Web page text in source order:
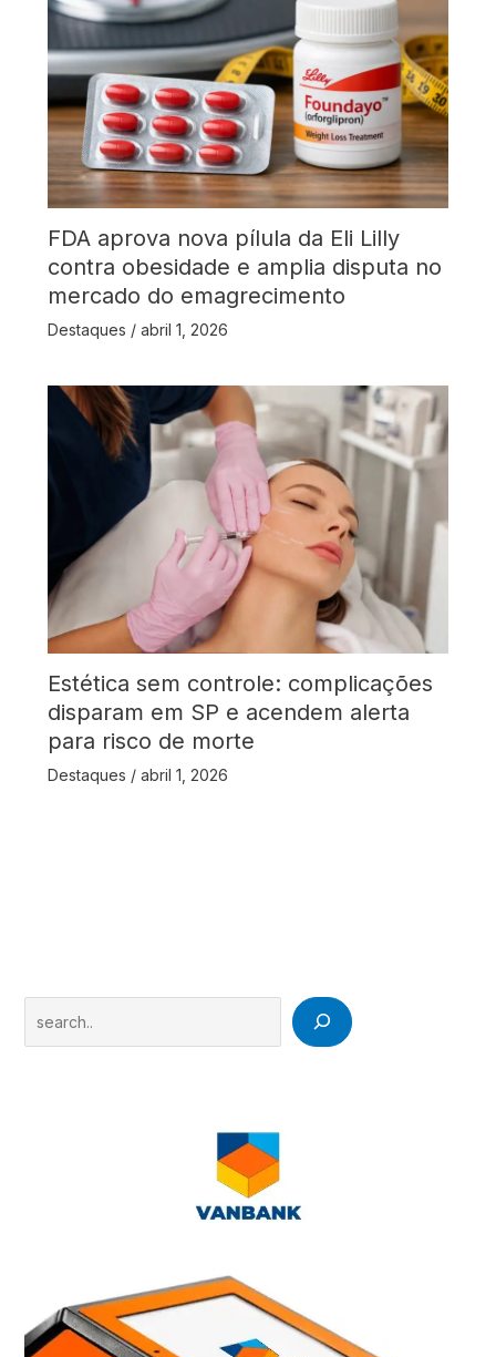
FDA aprova nova pílula da Eli Lilly
contra obesidade e amplia disputa no
mercado do emagrecimento
Destaques / abril 1, 2026
Estética sem controle: complicações
disparam em SP e acendem alerta
para risco de morte
Destaques / abril 1, 2026